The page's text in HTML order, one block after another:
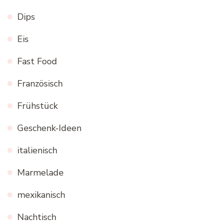
Dips
Eis
Fast Food
Französisch
Frühstück
Geschenk-Ideen
italienisch
Marmelade
mexikanisch
Nachtisch